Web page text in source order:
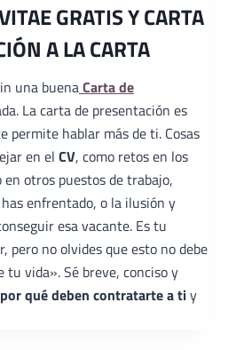
GRATIS Y CARTA
A LA CARTA
una buenaCarta de
La carta de presentación es
permite hablar más de ti. Cosas
en el CV, como retos en los
otros puestos de trabajo,
enfrentado, o la ilusión y
esa vacante. Es tu
pero no olvides que esto no debe
vida». Sé breve, conciso y
qué deben contratarte a tiy